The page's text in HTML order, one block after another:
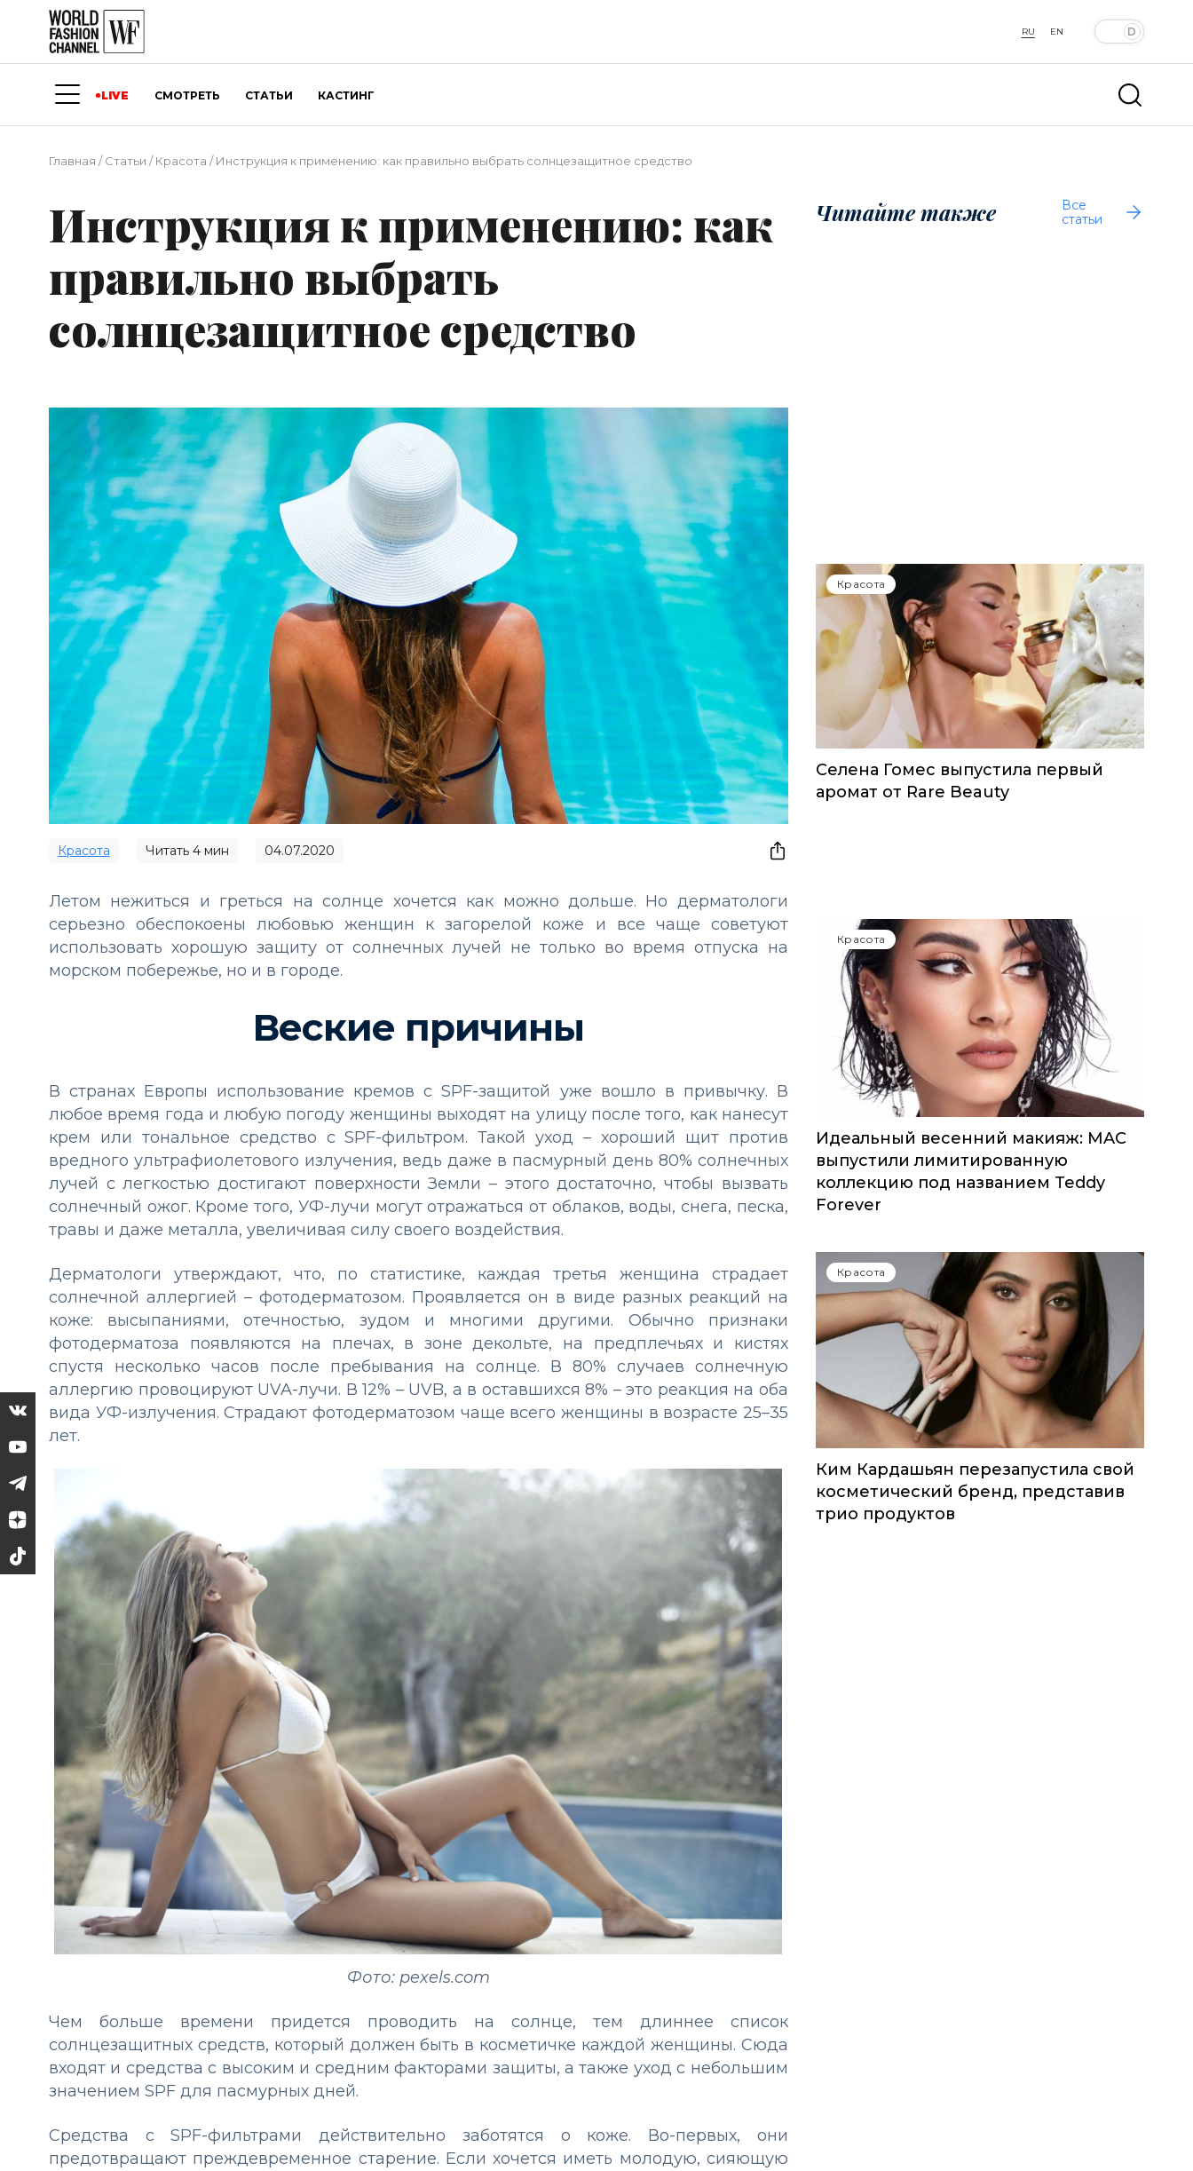
RU EN
LIVE СМОТРЕТЬ СТАТЬИ КАСТИНГ
Главная /Статьи /Красота /Инструкция к применению: как правильно выбрать солнцезащитное средство
Инструкция к применению: как
правильно выбрать
солнцезащитное средство
Красота Читать 4 мин 04.07.2020
Летом нежиться и греться на солнце хочется как можно дольше. Но дерматологи
серьезно обеспокоены любовью женщин к загорелой коже и все чаще советуют
использовать хорошую защиту от солнечных лучей не только во время отпуска на
морском побережье, но и в городе.
Веские причины
В странах Европы использование кремов с SPF-защитой уже вошло в привычку. В
любое время года и любую погоду женщины выходят на улицу после того, как нанесут
крем или тональное средство с SPF-фильтром. Такой уход – хороший щит против
вредного ультрафиолетового излучения, ведь даже в пасмурный день 80% солнечных
лучей с легкостью достигают поверхности Земли – этого достаточно, чтобы вызвать
солнечный ожог. Кроме того, УФ-лучи могут отражаться от облаков, воды, снега, песка,
травы и даже металла, увеличивая силу своего воздействия.
Дерматологи утверждают, что, по статистике, каждая третья женщина страдает
солнечной аллергией – фотодерматозом. Проявляется он в виде разных реакций на
коже: высыпаниями, отечностью, зудом и многими другими. Обычно признаки
фотодерматоза появляются на плечах, в зоне декольте, на предплечьях и кистях
спустя несколько часов после пребывания на солнце. В 80% случаев солнечную
аллергию провоцируют UVA-лучи. В 12% – UVB, а в оставшихся 8% – это реакция на оба
вида УФ-излучения. Страдают фотодерматозом чаще всего женщины в возрасте 25–35
лет.
Фото: pexels.com
Чем больше времени придется проводить на солнце, тем длиннее список
солнцезащитных средств, который должен быть в косметичке каждой женщины. Сюда
входят и средства с высоким и средним факторами защиты, а также уход с небольшим
значением SPF для пасмурных дней.
Средства с SPF-фильтрами действительно заботятся о коже. Во-первых, они
предотвращают преждевременное старение. Если хочется иметь молодую, сияющую
Читайте также
Все
статьи
Красота
Селена Гомес выпустила первый
аромат от Rare Beauty
Красота
Идеальный весенний макияж: MAC
выпустили лимитированную
коллекцию под названием Teddy
Forever
Красота
Ким Кардашьян перезапустила свой
косметический бренд, представив
трио продуктов